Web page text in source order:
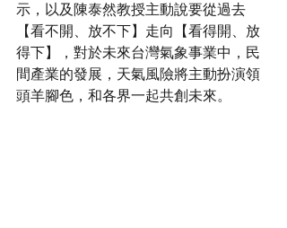
示，以及陳泰然教授主動說要從過去
【看不開、放不下】走向【看得開、放
得下】，對於未來台灣氣象事業中，民
間產業的發展，天氣風險將主動扮演領
頭羊腳色，和各界一起共創未來。